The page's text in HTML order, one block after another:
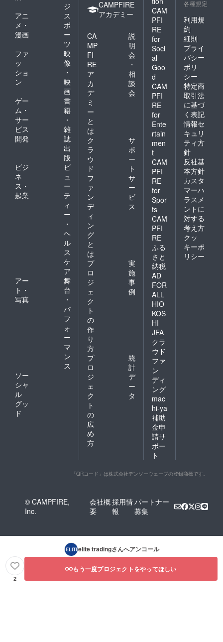
ジ
アニ
メ・
漫画
ス
ポ
ー
ツ
ファ
ッ
ショ
ン
映
像
・
映
画
ゲー
ム・
サー
ビス
開発
書
籍
・
雑
誌
出
版
ビジ
ネ
ス・
起業
ビ
ュ
ー
テ
ィ
ー
・
ヘ
ル
ス
ケ
ア
アー
ト・
写真
舞
台
・
パ
フ
ォ
ー
マ
ン
ス
ソー
シャ
ル
グッ
ド
CAMPFIRE
アカデミー
CA
MP
FI
RE
ア
カ
デ
ミ
ー
と
は
説
明
会
・
相
談
会
ク
ラ
ウ
ド
フ
ァ
ン
デ
ィ
ン
グ
と
は
サ
ポ
ー
ト
サ
ー
ビ
ス
プ
ロ
ジ
ェ
ク
ト
の
作
り
方
実
施
事
例
プ
ロ
ジ
ェ
ク
ト
の
広
め
方
統
計
デ
ー
タ
CAM
PFI
RE
for
Soci
al
Goo
d
CAM
PFI
RE
for
Ente
rtain
men
t
CAM
PFI
RE
for
Spor
ts
CAM
PFI
RE
ふる
さと
納税
AD
FOR
ALL
HIO
KOS
HI
JFA
クラ
ウド
ファ
ン
ディ
ング
mac
hi-ya
補助
金申
請サ
ポー
ト
各種規定
利用規
約
細則
プライ
バシー
ポリ
シー
特定商
取引法
に基づ
く表記
情報セ
キュリ
ティ方
針
反社基
本方針
カスタ
マーハ
ラスメ
ントに
対する
考え方
クッ
キーポ
リシー
「QRコード」は株式会社デンソーウェーブの登録商標です。
© CAMPFIRE,
Inc.
会社概
要
採用情
報
パートナー
募集
elite tradingさんへアンコール
2
もう一度プロジェクトをやってほしい